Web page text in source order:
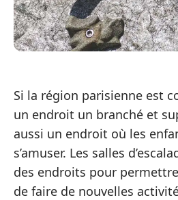
Si la région parisienne est
un endroit un branché et
aussi un endroit où les
s’amuser. Les salles
des endroits pour
de faire de nouvelles